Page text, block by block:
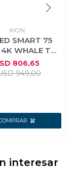
XION
SMART 75
4K WHALE TV
XION
806,65
949,00
interesar